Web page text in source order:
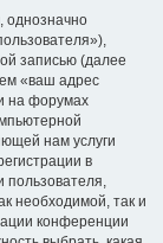
однозначно
записью (далее
«ваш адрес
на форумах
нам услуги
в
пользователя,
необходимой, так и
конференции